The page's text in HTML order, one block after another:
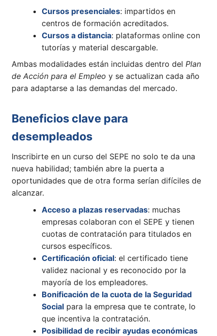
Cursos presenciales: impartidos en
centros de formación acreditados.
Cursos a distancia: plataformas online con
tutorías y material descargable.
Ambas modalidades están incluidas dentro del Plan
de Acción para el Empleo y se actualizan cada año
para adaptarse a las demandas del mercado.
Beneficios clave para
desempleados
Inscribirte en un curso del SEPE no solo te da una
nueva habilidad; también abre la puerta a
oportunidades que de otra forma serían difíciles de
alcanzar.
Acceso a plazas reservadas: muchas
empresas colaboran con el SEPE y tienen
cuotas de contratación para titulados en
cursos específicos.
Certificación oficial: el certificado tiene
validez nacional y es reconocido por la
mayoría de los empleadores.
Bonificación de la cuota de la Seguridad
Social para la empresa que te contrate, lo
que incentiva la contratación.
Posibilidad de recibir ayudas económicas